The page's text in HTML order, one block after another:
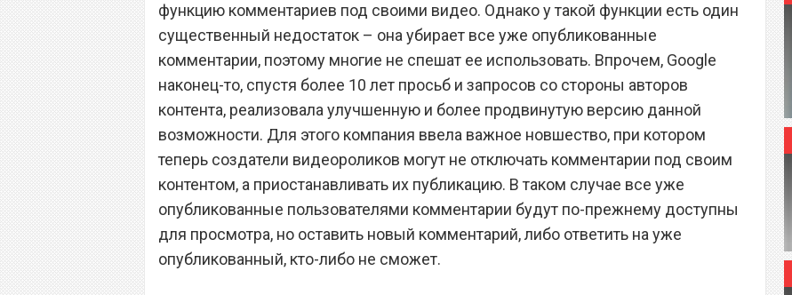
функцию комментариев под своими видео. Однако у такой функции есть один
существенный недостаток – она убирает все уже опубликованные
комментарии, поэтому многие не спешат ее использовать. Впрочем, Google
наконец-то, спустя более 10 лет просьб и запросов со стороны авторов
контента, реализовала улучшенную и более продвинутую версию данной
возможности. Для этого компания ввела важное новшество, при котором
теперь создатели видеороликов могут не отключать комментарии под своим
контентом, а приостанавливать их публикацию. В таком случае все уже
опубликованные пользователями комментарии будут по-прежнему доступны
для просмотра, но оставить новый комментарий, либо ответить на уже
опубликованный, кто-либо не сможет.